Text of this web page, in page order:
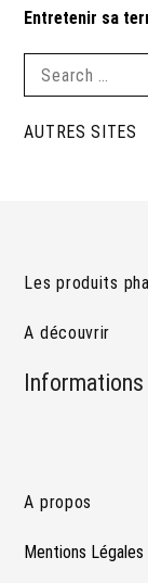
Entretenir sa
Search
AUTRES SITES
Les produits
A découvrir
Informations
A propos
Mentions Légales